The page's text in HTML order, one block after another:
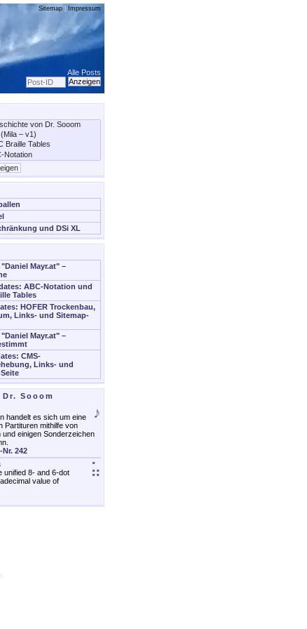
Sitemap Impressum
Alle Posts
und DSi XL
"Daniel Mayr.at" –
ABC-Notation und
Tables
HOFER Trockenbau,
Links- und Sitemap-
"Daniel Mayr.at" –
CMS-
Links- und
Sooom
♪
handelt es sich um eine
Partituren mithilfe von
einigen Sonderzeichen
Nr. 242
⣥
unified 8- and 6-dot
value of